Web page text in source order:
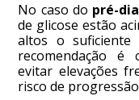
No caso do pré-
de glicose estão
altos o suficiente
recomendação é
evitar elevações
risco de